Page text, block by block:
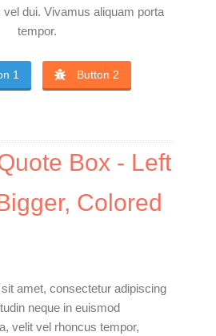
dui. Vivamus aliquam porta
tempor.
1 Button 2
Box - Left
Colored
amet, consectetur adipiscing
neque in euismod
velit vel rhoncus tempor,